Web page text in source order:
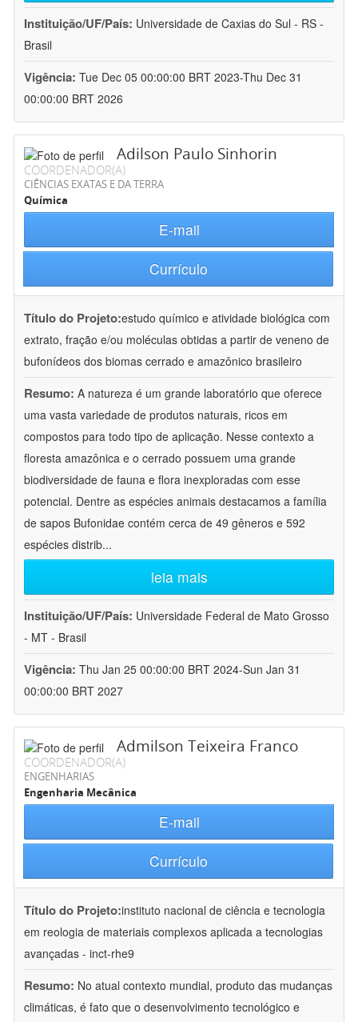
Instituição/UF/País: Universidade de Caxias do Sul - RS -
Brasil
Vigência: Tue Dec 05 00:00:00 BRT 2023-Thu Dec 31
00:00:00 BRT 2026
Adilson Paulo Sinhorin
COORDENADOR(A)
CIÊNCIAS EXATAS E DA TERRA
Química
E-mail
Currículo
Título do Projeto:estudo químico e atividade biológica com
extrato, fração e/ou moléculas obtidas a partir de veneno de
bufonídeos dos biomas cerrado e amazônico brasileiro
Resumo: A natureza é um grande laboratório que oferece
uma vasta variedade de produtos naturais, ricos em
compostos para todo tipo de aplicação. Nesse contexto a
floresta amazônica e o cerrado possuem uma grande
biodiversidade de fauna e flora inexploradas com esse
potencial. Dentre as espécies animais destacamos a família
de sapos Bufonidae contém cerca de 49 gêneros e 592
espécies distrib...
leia mais
Instituição/UF/País: Universidade Federal de Mato Grosso
- MT - Brasil
Vigência: Thu Jan 25 00:00:00 BRT 2024-Sun Jan 31
00:00:00 BRT 2027
Admilson Teixeira Franco
COORDENADOR(A)
ENGENHARIAS
Engenharia Mecânica
E-mail
Currículo
Título do Projeto:instituto nacional de ciência e tecnologia
em reologia de materiais complexos aplicada a tecnologias
avançadas - inct-rhe9
Resumo: No atual contexto mundial, produto das mudanças
climáticas, é fato que o desenvolvimento tecnológico e